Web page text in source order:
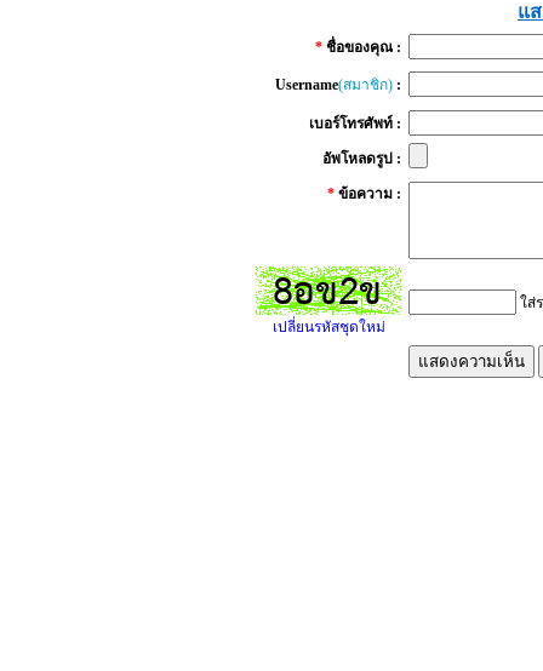
แ
* ชื่อของคุณ :
Username(สมาชิก) :
เบอร์โทรศัพท์ :
อัพโหลดรูป :
* ข้อความ :
เปลี่ยนรหัสชุดใหม่
ใส่